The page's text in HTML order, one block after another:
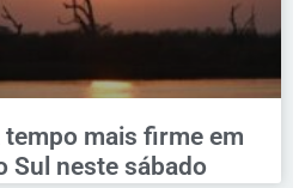
mais firme em
Sul neste sábado